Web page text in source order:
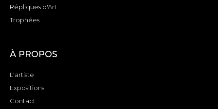
Répliques d'Art
Trophées
À PROPOS
L'artiste
Expositions
Contact